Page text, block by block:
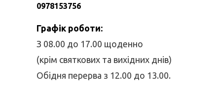
0978153756
Графік роботи:
З 08.00 до 17.00 щоденно
(крім святкових та вихідних днів)
Обідня перерва з 12.00 до 13.00.